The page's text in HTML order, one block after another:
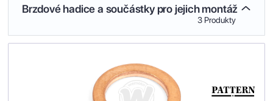
Brzdové hadice a součástky pro jejich montáž
3 Produkty